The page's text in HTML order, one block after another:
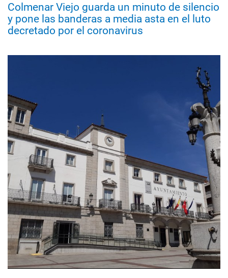
Colmenar Viejo guarda un minuto de silencio
y pone las banderas a media asta en el luto
decretado por el coronavirus